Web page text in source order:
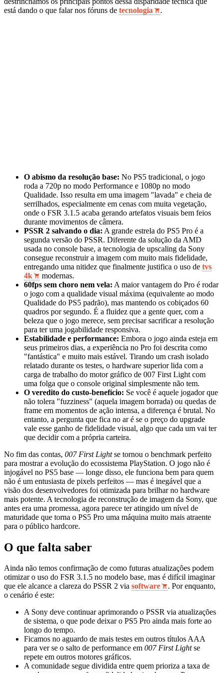
está dando o que falar nos fóruns de tecnologia .
O abismo da resolução base: No PS5 tradicional, o jogo
roda a 720p no modo Performance e 1080p no modo
Qualidade. Isso resulta em uma imagem "lavada" e cheia de
serrilhados, especialmente em cenas com muita vegetação,
onde o FSR 3.1.5 acaba gerando artefatos visuais bem feios
durante movimentos de câmera.
PSSR 2 salvando o dia: A grande estrela do PS5 Pro é a
segunda versão do PSSR. Diferente da solução da AMD
usada no console base, a tecnologia de upscaling da Sony
consegue reconstruir a imagem com muito mais fidelidade,
entregando uma nitidez que finalmente justifica o uso de tvs
4k
modernas.
60fps sem choro nem vela: A maior vantagem do Pro é rodar
o jogo com a qualidade visual máxima (equivalente ao modo
Qualidade do PS5 padrão), mas mantendo os cobiçados 60
quadros por segundo. É a fluidez que a gente quer, com a
beleza que o jogo merece, sem precisar sacrificar a resolução
para ter uma jogabilidade responsiva.
Estabilidade e performance: Embora o jogo ainda esteja em
seus primeiros dias, a experiência no Pro foi descrita como
"fantástica" e muito mais estável. Tirando um crash isolado
relatado durante os testes, o hardware superior lida com a
carga de trabalho do motor gráfico de 007 First Light com
uma folga que o console original simplesmente não tem.
O veredito do custo-benefício: Se você é aquele jogador que
não tolera "fuzziness" (aquela imagem borrada) ou quedas de
frame em momentos de ação intensa, a diferença é brutal. No
entanto, a pergunta que fica no ar é se o preço do upgrade
vale esse ganho de fidelidade visual, algo que cada um vai ter
que decidir com a própria carteira.
No fim das contas, 007 First Lightse tornou o benchmark perfeito
para mostrar a evolução do ecossistema PlayStation. O jogo não é
injogável no PS5 base — longe disso, ele funciona bem para quem
não é um entusiasta de pixels perfeitos — mas é inegável que a
visão dos desenvolvedores foi otimizada para brilhar no hardware
mais potente. A tecnologia de reconstrução de imagem da Sony, que
antes era uma promessa, agora parece ter atingido um nível de
maturidade que torna o PS5 Pro uma máquina muito mais atraente
para o público hardcore.
O que falta saber
Ainda não temos confirmação de como futuras atualizações podem
otimizar o uso do FSR 3.1.5 no modelo base, mas é difícil imaginar
que ele alcance a clareza do PSSR 2 via software
. Por enquanto,
o cenário é este:
A Sony deve continuar aprimorando o PSSR via atualizações
de sistema, o que pode deixar o PS5 Pro ainda mais forte ao
longo do tempo.
Ficamos no aguardo de mais testes em outros títulos AAA
para ver se o salto de performance em 007 First Lightse
repete em outros motores gráficos.
A comunidade segue dividida entre quem prioriza a taxa de